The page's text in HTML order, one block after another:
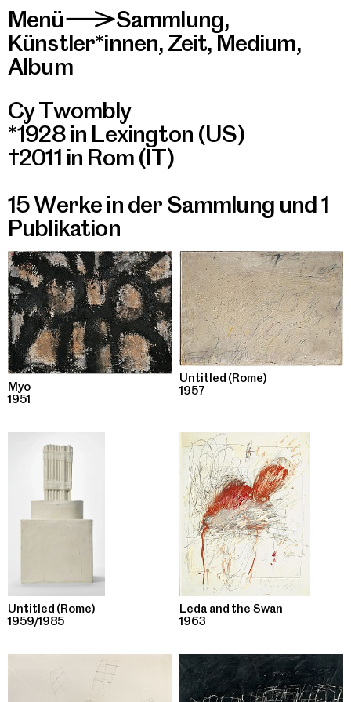
Menü>Sammlung,
Künstler*innen, Zeit, Medium,
Album
Cy Twombly
*1928 in Lexington (US)
†2011 in Rom (IT)
15 Werke in der Sammlung und1
Publikation
Myo
1951
Untitled (Rome)
1957
Untitled (Rome)
1959/1985
Leda and the Swan
1963